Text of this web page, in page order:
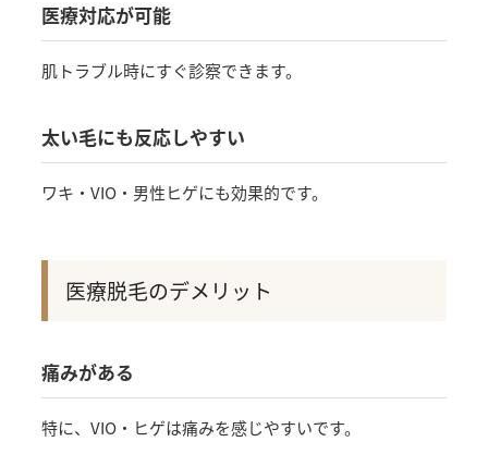
医療対応が可能
肌トラブル時にすぐ診察できます。
太い毛にも反応しやすい
ワキ・VIO・男性ヒゲにも効果的です。
医療脱毛のデメリット
痛みがある
特に、VIO・ヒゲは痛みを感じやすいです。